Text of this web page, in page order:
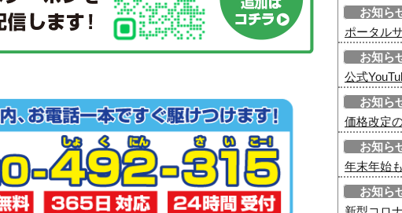
お知ら
ポータル
お知ら
公式
お知ら
価格改定
お知ら
年末年始
お知ら